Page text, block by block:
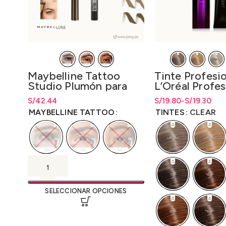
Maybelline Tattoo
Studio Plumón para
Cejas 1.1ml.
S/42.44
Rango de precios: desde
S/42.44 hastaS/42.44
MAYBELLINE TATTOO
SELECCIONAR OPCIONES
Tinte
L’Oréal
aLight 50gr.-
LO3000D2
S/19.30
-
S/19.80
Rango de precios:
hasta S/19.80
Rango de precios:
hastaS/19.80
TINTES CLEAR